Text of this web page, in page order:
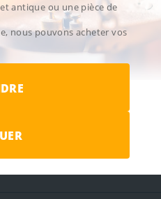
antique ou une pièce de
nous pouvons acheter vos